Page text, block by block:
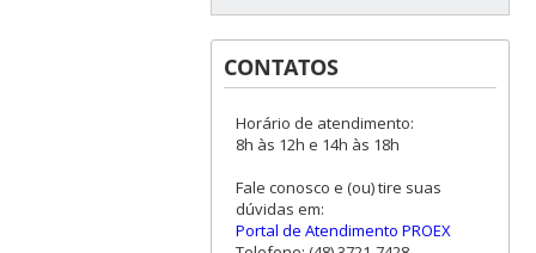
CONTATOS
Horário de atendimento:
8h às 12h e 14h às 18h
Fale conosco e (ou) tire suas
dúvidas em:
Portal de Atendimento PROEX